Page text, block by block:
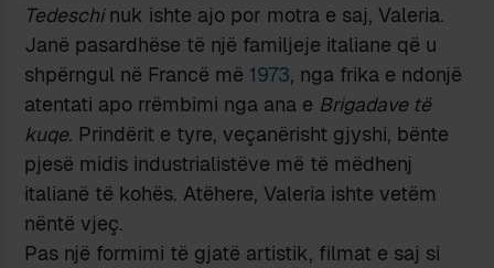
Tedeschinuk ishte ajo por motra e saj, Valeria.
Janë pasardhëse të një familjeje italiane që u
shpërngul në Francë më 1973, nga frika e ndonjë
atentati apo rrëmbimi nga ana e Brigadave të
kuqe. Prindërit e tyre, veçanërisht gjyshi, bënte
pjesë midis industrialistëve më të mëdhenj
italianë të kohës. Atëhere, Valeria ishte vetëm
nëntë vjeç.
Pas një formimi të gjatë artistik, filmat e saj si